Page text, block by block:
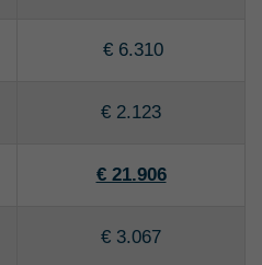
€ 6.310
€ 2.123
€ 21.906
€ 3.067